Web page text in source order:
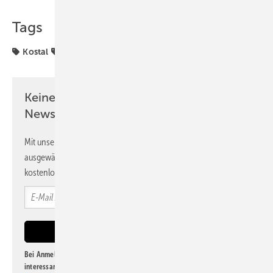
Tags
Kostal
Keine Zeit? Kein Problem mit dem PV
Newsletter!
Mit unserem Newsletter erhalten Sie regelmäßig von uns
ausgewählte Informationen und Neuigkeiten, gebündelt und
kostenlos direkt ins Postfach.
Bei Anmeldung zu diesem Newsletter bin ich damit einverstanden, über
interessante Verlags- und Online-Angebote